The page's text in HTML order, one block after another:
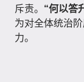
斥责。 “何以答
为对全体统治
力。